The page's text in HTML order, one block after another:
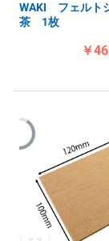
WAKI フェルト
茶 1枚
￥